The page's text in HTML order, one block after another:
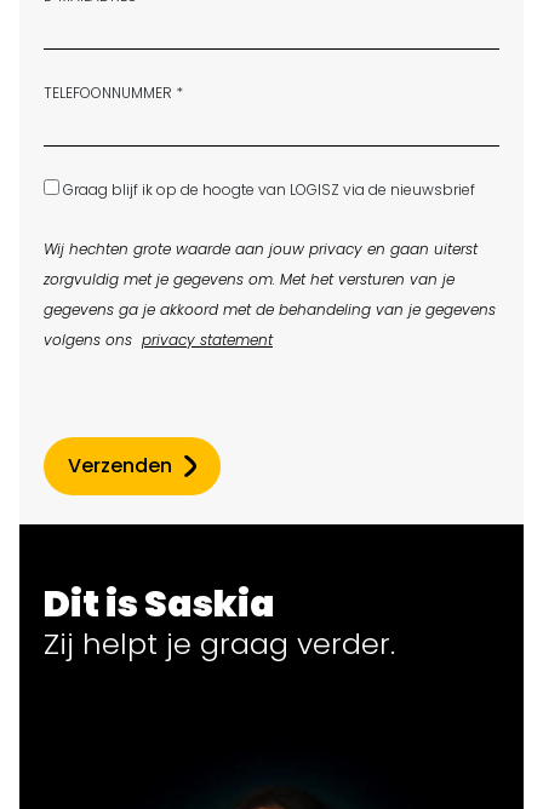
TELEFOONNUMMER *
Graag blijf ik op de hoogte van LOGISZ via de nieuwsbrief
Wij hechten grote waarde aan jouw privacy en gaan uiterst
zorgvuldig met je gegevens om. Met het versturen van je
gegevens ga je akkoord met de behandeling van je gegevens
volgens ons privacy statement
Verzenden
Dit is Saskia
Zij helpt je graag verder.